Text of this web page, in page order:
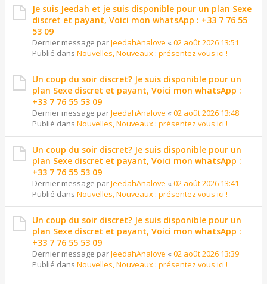
Je suis Jeedah et je suis disponible pour un plan Sexe
discret et payant, Voici mon whatsApp : +33 7 76 55
53 09
Dernier message parJeedahAnalove « 02 août 2026 13:51
Publié dans Nouvelles, Nouveaux : présentez vous ici !
Un coup du soir discret? Je suis disponible pour un
plan Sexe discret et payant, Voici mon whatsApp :
+33 7 76 55 53 09
Dernier message parJeedahAnalove « 02 août 2026 13:48
Publié dans Nouvelles, Nouveaux : présentez vous ici !
Un coup du soir discret? Je suis disponible pour un
plan Sexe discret et payant, Voici mon whatsApp :
+33 7 76 55 53 09
Dernier message parJeedahAnalove « 02 août 2026 13:41
Publié dans Nouvelles, Nouveaux : présentez vous ici !
Un coup du soir discret? Je suis disponible pour un
plan Sexe discret et payant, Voici mon whatsApp :
+33 7 76 55 53 09
Dernier message parJeedahAnalove « 02 août 2026 13:39
Publié dans Nouvelles, Nouveaux : présentez vous ici !